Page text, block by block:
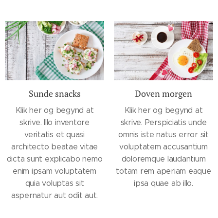
Sunde snacks
Klik her og begynd at
skrive. Illo inventore
veritatis et quasi
architecto beatae vitae
dicta sunt explicabo nemo
enim ipsam voluptatem
quia voluptas sit
aspernatur aut odit aut.
Doven morgen
Klik her og begynd at
skrive. Perspiciatis unde
omnis iste natus error sit
voluptatem accusantium
doloremque laudantium
totam rem aperiam eaque
ipsa quae ab illo.